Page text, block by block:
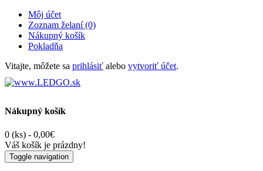
Môj účet
Zoznam želaní (0)
Nákupný košík
Pokladňa
Vitajte, môžete sa prihlásiť alebo vytvoriť účet.
Nákupný košík
0 (ks) - 0,00€
Váš košík je prázdny!
Toggle navigation